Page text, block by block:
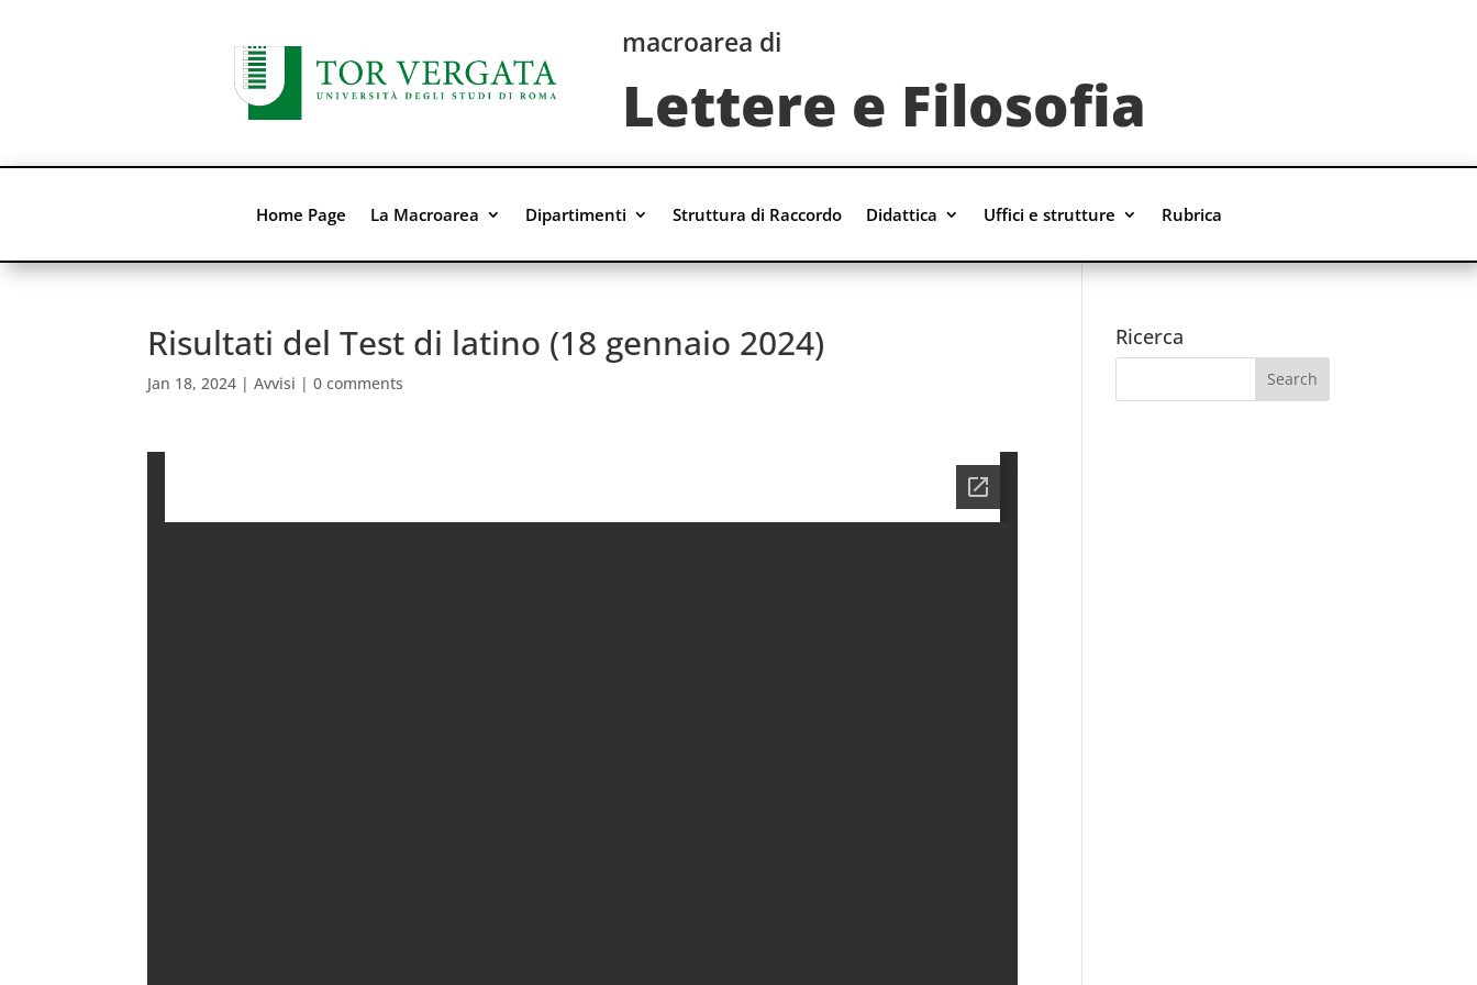
macroarea di
Lettere e Filosofia
Home Page La Macroarea Dipartimenti Struttura di Raccordo Didattica Uffici e strutture Rubrica
Risultati del Test di latino (18 gennaio 2024)
Jan 18, 2024 |Avvisi |0 comments
Ricerca